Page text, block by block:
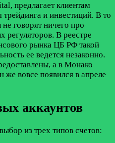
предлагает клиентам
и инвестиций. В то
говорят ничего про
регуляторов. В реестре
рынка ЦБ РФ такой
ее ведется незаконно.
а в Монако
вовсе появился в апреле
аккаунтов
из трех типов счетов: